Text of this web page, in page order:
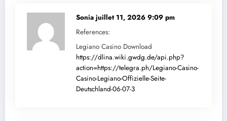
Sonia juillet 11, 2026 9:09 pm
References:
Legiano Casino Download
https://dlina.wiki.gwdg.de/api.php?
action=https://telegra.ph/Legiano-Casino-
Casino-Legiano-Offizielle-Seite-
Deutschland-06-07-3